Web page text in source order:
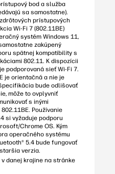
bod a služba
sa samostatne).
prístupových
Wi-Fi 7 (802.11BE)
systém Windows 11,
zakúpený
spätnej kompatibility s
802.11. K dispozícii
podporovaná sieť Wi-Fi 7.
je orientačná a nie je
bude odlišovať
môže to ovplyvniť
s inými
Používanie
si vyžaduje podporu
Chrome OS. Kým
operačného systému
5.4 bude fungovať
verzia.
danej krajine na stránke